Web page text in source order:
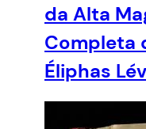
da Alta
Completa
Éliphas